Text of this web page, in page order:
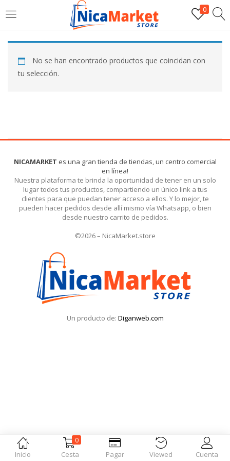
0
INICIAR SESIÓN
Introduzca su nombre de usuario y contraseña para iniciar
sesión.
dieciocho − catorce =
Recordarme
Iniciar Sesión
Inicio
0
Cesta
Pagar Viewed Cuenta
No se han encontrado productos que coincidan con
tu selección.
NICAMARKET es una gran tienda de tiendas, un centro comercial
en línea!
Nuestra plataforma te brinda la oportunidad de tener en un solo
lugar todos tus productos, compartiendo un único link a tus
clientes para que puedan tener acceso a ellos. Y lo mejor, te
pueden hacer pedidos desde allí mismo vía Whatsapp, o bien
desde nuestro carrito de pedidos.
©2026 – NicaMarket.store
Un producto de: Diganweb.com